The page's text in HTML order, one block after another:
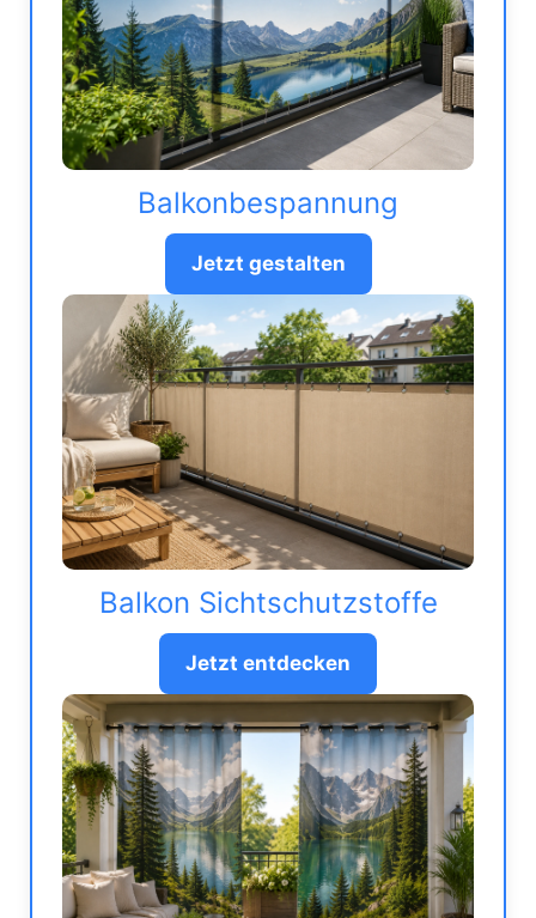
Balkonbespannung
Jetzt gestalten
Balkon Sichtschutzstoffe
Jetzt entdecken